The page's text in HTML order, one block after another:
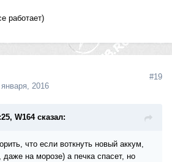
работает)
2016
#19
W164 сказал:
что если воткнуть новый аккум,
даже на морозе) а печка спасет, но